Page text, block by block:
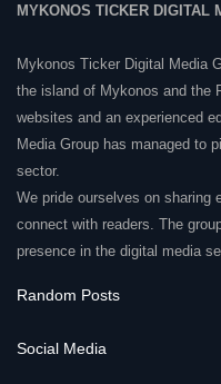
MYKONOS TICKER DIGITAL
Mykonos Ticker Digital Media
the island of Mykonos and the
websites and an experienced
Media Group has managed to
sector.
We pride ourselves on sharing
connect with readers. The
presence in the digital media
Random Posts
Social Media